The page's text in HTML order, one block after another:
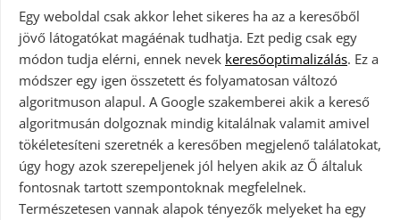
Egy weboldal csak akkor lehet sikeres ha az a keresőből
jövő látogatókat magáénak tudhatja. Ezt pedig csak egy
módon tudja elérni, ennek nevek keresőoptimalizálás. Ez a
módszer egy igen összetett és folyamatosan változó
algoritmuson alapul. A Google szakemberei akik a kereső
algoritmusán dolgoznak mindig kitalálnak valamit amivel
tökéletesíteni szeretnék a keresőben megjelenő találatokat,
úgy hogy azok szerepeljenek jól helyen akik az Ő általuk
fontosnak tartott szempontoknak megfelelnek.
Természetesen vannak alapok tényezők melyeket ha egy